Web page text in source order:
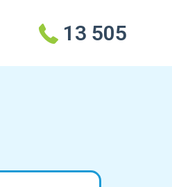
13 505